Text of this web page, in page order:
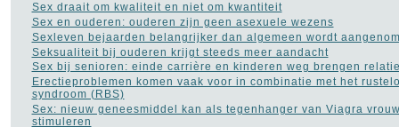
Sex draait om kwaliteit en niet om kwantiteit
Sex en ouderen: ouderen zijn geen asexuele wezens
Sexleven bejaarden belangrijker dan algemeen wordt
Seksualiteit bij ouderen krijgt steeds meer aandacht
Sex bij senioren: einde carrière en kinderen weg brengen
Erectieproblemen komen vaak voor in combinatie met het
syndroom (RBS)
Sex: nieuw geneesmiddel kan als tegenhanger van Viagra
stimuleren